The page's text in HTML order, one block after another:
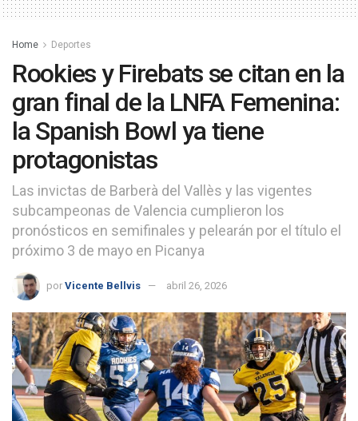
Home Deportes
Rookies y Firebats se citan en la
gran final de la LNFA Femenina:
la Spanish Bowl ya tiene
protagonistas
Las invictas de Barberà del Vallès y las vigentes
subcampeonas de Valencia cumplieron los
pronósticos en semifinales y pelearán por el título el
próximo 3 de mayo en Picanya
por Vicente Bellvis abril 26, 2026